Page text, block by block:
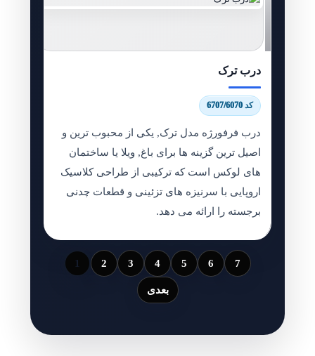
درب ترک
کد 6707/6070
درب فرفورژه مدل ترک, یکی از محبوب ترین و
اصیل ترین گزینه ها برای باغ, ویلا یا ساختمان
های لوکس است که ترکیبی از طراحی کلاسیک
اروپایی با سرنیزه های تزئینی و قطعات چدنی
برجسته را ارائه می دهد.
1 2 3 4 5 6 7
بعدی